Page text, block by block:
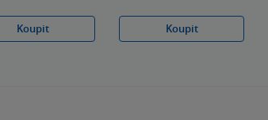
Koupit Koupit